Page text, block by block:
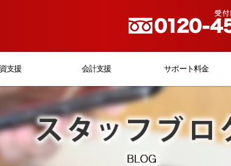
支援 会計支援 サポート料金